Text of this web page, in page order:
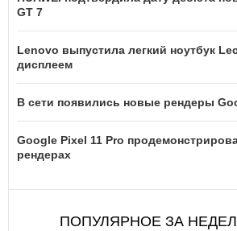
GT 7
Lenovo выпустила легкий ноутбук
дисплеем
В сети появились новые рендеры
Google Pixel 11 Pro
рендерах
ПОПУЛЯРНОЕ ЗА